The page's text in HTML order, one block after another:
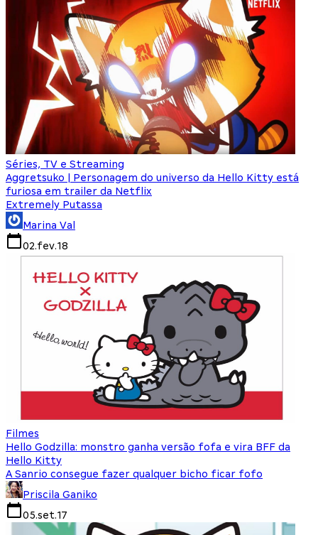
Séries, TV e Streaming
Aggretsuko | Personagem do universo da Hello Kitty está
furiosa em trailer da Netflix
Extremely Putassa
Marina Val
02.fev.18
Filmes
Hello Godzilla: monstro ganha versão fofa e vira BFF da
Hello Kitty
A Sanrio consegue fazer qualquer bicho ficar fofo
Priscila Ganiko
05.set.17